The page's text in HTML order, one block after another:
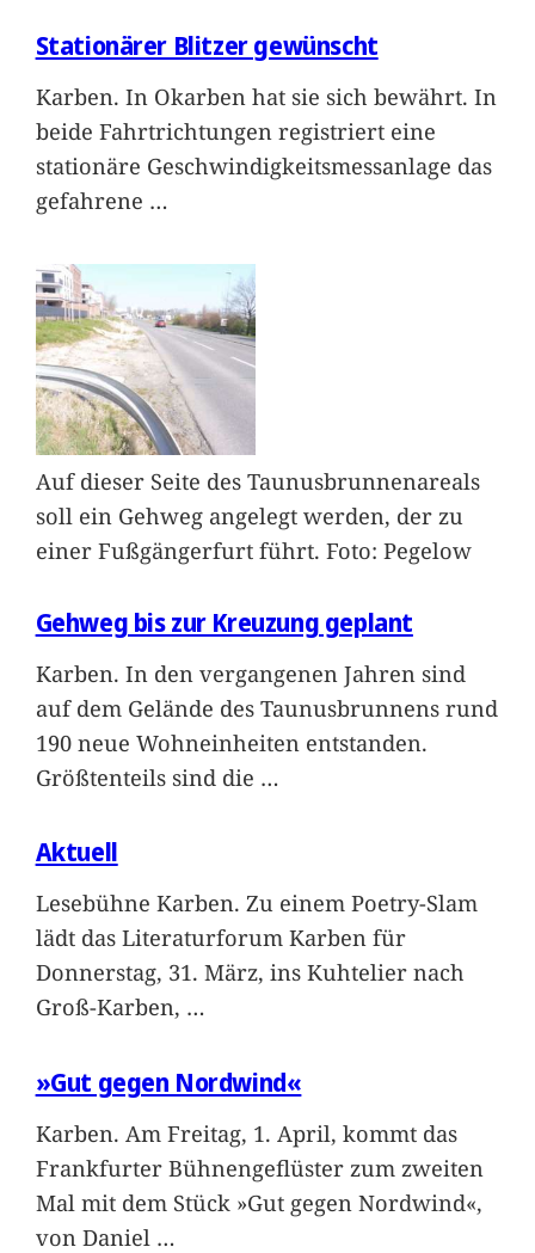
Stationärer Blitzer gewünscht
Karben. In Okarben hat sie sich bewährt. In
beide Fahrtrichtungen registriert eine
stationäre Geschwindigkeitsmessanlage das
gefahrene …
Auf dieser Seite des Taunusbrunnenareals
soll ein Gehweg angelegt werden, der zu
einer Fußgängerfurt führt. Foto: Pegelow
Gehweg bis zur Kreuzung geplant
Karben. In den vergangenen Jahren sind
auf dem Gelände des Taunusbrunnens rund
190 neue Wohneinheiten entstanden.
Größtenteils sind die …
Aktuell
Lesebühne Karben. Zu einem Poetry-Slam
lädt das Literaturforum Karben für
Donnerstag, 31. März, ins Kuhtelier nach
Groß-Karben, …
»Gut gegen Nordwind«
Karben. Am Freitag, 1. April, kommt das
Frankfurter Bühnengeflüster zum zweiten
Mal mit dem Stück »Gut gegen Nordwind«,
von Daniel …